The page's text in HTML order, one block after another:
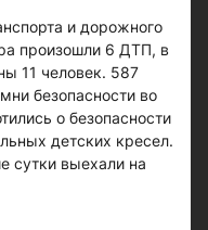
и дорожного
произошли 6 ДТП, в
11 человек. 587
безопасности во
о безопасности
детских кресел.
сутки выехали на